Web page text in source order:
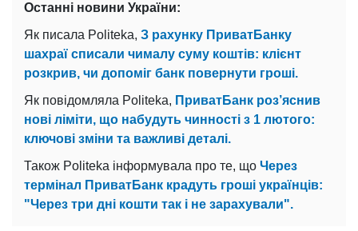
Останні новини України:
Як писала Politeka, З рахунку ПриватБанку
шахраї списали чималу суму коштів: клієнт
розкрив, чи допоміг банк повернути гроші.
Як повідомляла Politeka, ПриватБанк роз’яснив
нові ліміти, що набудуть чинності з 1 лютого:
ключові зміни та важливі деталі.
Також Politeka інформувала про те, що Через
термінал ПриватБанк крадуть гроші українців:
"Через три дні кошти так і не зарахували".